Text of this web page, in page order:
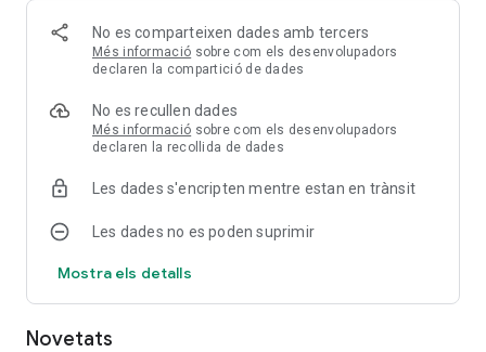
No es comparteixen dades amb tercers
Més informació sobre com els desenvolupadors
declaren la compartició de dades
No es recullen dades
Més informació sobre com els desenvolupadors
declaren la recollida de dades
Les dades s'encripten mentre estan en trànsit
Les dades no es poden suprimir
Mostra els detalls
Novetats